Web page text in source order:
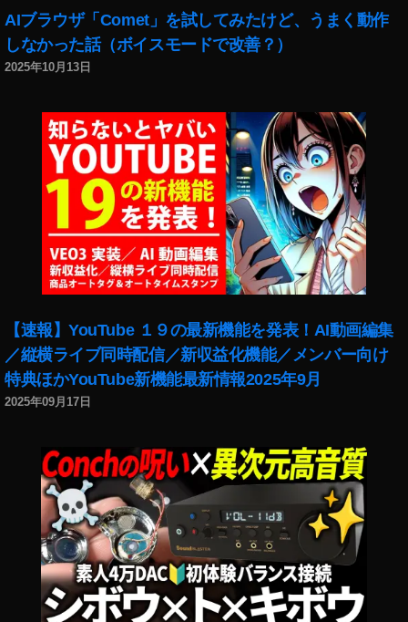
AIブラウザ「Comet」を試してみたけど、うまく動作
しなかった話（ボイスモードで改善？）
2025年10月13日
【速報】YouTube １９の最新機能を発表！AI動画編集
／縦横ライブ同時配信／新収益化機能／メンバー向け
特典ほかYouTube新機能最新情報2025年9月
2025年09月17日